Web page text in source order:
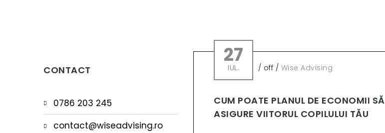
27
IUL. / off / Wise Advising
CUM POATE PLANUL DE ECONOMII SĂ
ASIGURE VIITORUL COPILULUI TĂU
CONTACT
0786 203 245
contact@wiseadvising.ro